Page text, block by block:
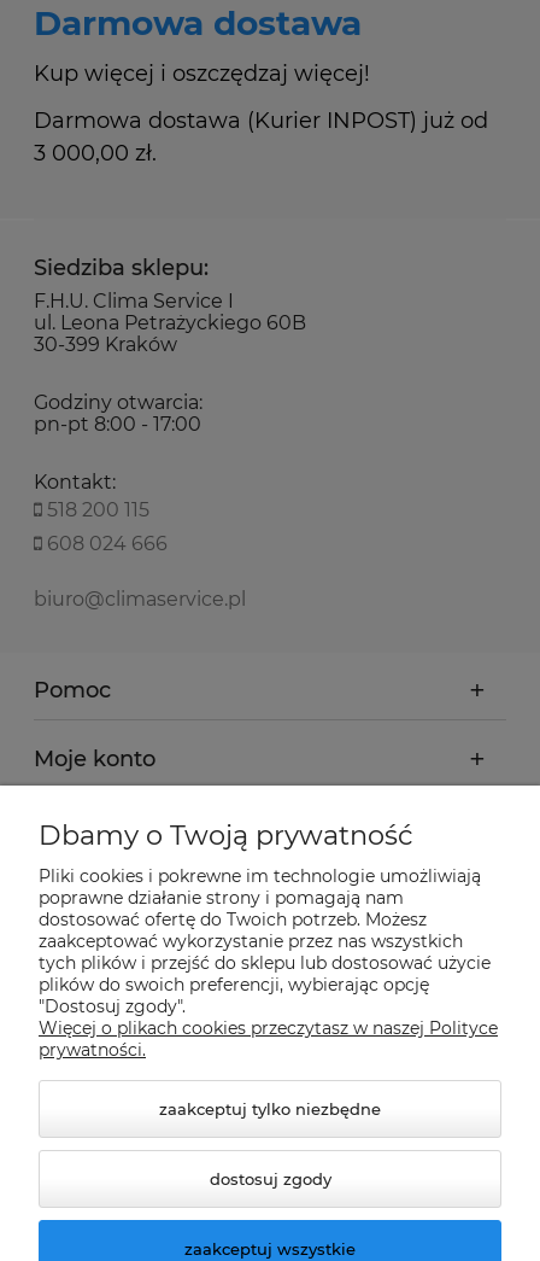
Darmowa dostawa
Kup więcej i oszczędzaj więcej!
Darmowa dostawa (Kurier INPOST) już od
3 000,00 zł.
Siedziba sklepu:
F.H.U. Clima Service I
ul. Leona Petrażyckiego 60B
30-399 Kraków
Godziny otwarcia:
pn-pt 8:00 - 17:00
Kontakt:
518 200 115
608 024 666
biuro@climaservice.pl
Pomoc
Moje konto
Płatności i dostawa
Informacje
O nas
Nasze sklepy Allegro
Dbamy o Twoją prywatność
Pliki cookies i pokrewne im technologie umożliwiają
poprawne działanie strony i pomagają nam
dostosować ofertę do Twoich potrzeb. Możesz
zaakceptować wykorzystanie przez nas wszystkich
tych plików i przejść do sklepu lub dostosować użycie
plików do swoich preferencji, wybierając opcję
"Dostosuj zgody".
Więcej o plikach cookies przeczytasz w naszej Polityce
prywatności.
zaakceptuj tylko niezbędne
dostosuj zgody
zaakceptuj wszystkie